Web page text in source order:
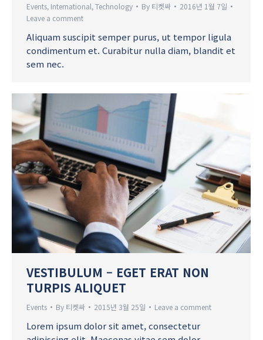
Events, International,Technology By 티켓싸
2016년 1월 7일
Leave a comment
Aliquam suscipit semper purus, ut tempor ligula
condimentum et. Curabitur nulla diam, blandit et
sem nec.
VESTIBULUM – EGET ERAT NON
TURPIS ALIQUET
Events By 티켓싸 2015년 3월 25일 Leave a comment
Lorem ipsum dolor sit amet, consectetur